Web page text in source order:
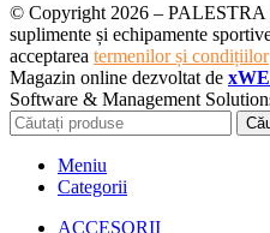
© Copyright 2026 – PALESTRA
suplimente și echipamente
acceptarea termenilor și condițiilor
Magazin online dezvoltat de
Software & Management
Meniu
Categorii
ACCESORII